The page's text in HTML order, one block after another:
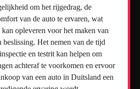
om het rijgedrag, de
van de auto te ervaren, wat
opleveren voor het maken van
Het nemen van de tijd
en testrit kan helpen om
achteraf te voorkomen en ervoor
van een auto in Duitsland een